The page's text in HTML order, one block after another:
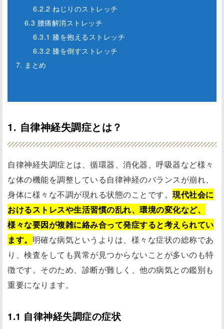
6.2.2 ねじりのストレッチ
6.3 腰痛解消ストレッチ
6.3.1 膝を抱えるストレッチ
6.3.2 膝を倒すストレッチ
7. まとめ
1. 自律神経失調症とは？
自律神経失調症とは、循環器、消化器、呼吸器など様々
な体の機能を調整している自律神経のバランスが崩れ、
身体に様々な不調が現れる状態のことです。 現代社会に
おけるストレスや生活習慣の乱れ、環境の変化など、
様々な要因が複雑に絡み合って発症すると考えられてい
ます。 明確な病気というよりは、様々な症状の総称であ
り、検査をしても異常が見つからないことが多いのも特
徴です。そのため、診断が難しく、他の病気との鑑別も
重要になります。
1.1 自律神経失調症の症状